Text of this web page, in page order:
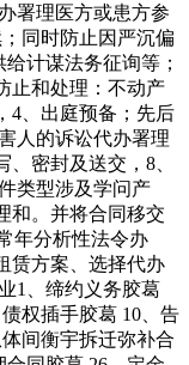
署理医方或患方参
同时防止因严沉偏
计谋法务征询等；
止和处理：不动产
4、出庭预备；先后
人的诉讼代办署理
密封及送交，8、
类型涉及学问产
和。并将合同移交
年分析性法令办
赁方案、选择代办
1、缔约义务胶葛
权插手胶葛 10、告
间衡宇拆迁弥补合